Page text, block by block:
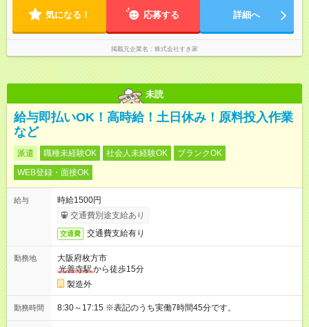
気になる！ 応募する 詳細へ
掲載元企業名 株式会社すき家
未読
給与即払いOK！高時給！土日休み！原料投入作業
など
派遣 職種未経験OK 社会人未経験OK
ブランクOK
WEB登録・面接OK
給与
時給1500円
交通費別途支給あり
交通費 交通費支給有り
勤務地
大阪府枚方市
光善寺駅から徒歩15分
製造外
勤務時間 8:30～17:15 ※表記のうち実働7時間45分です。